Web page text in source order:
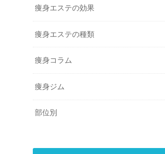
痩身エステの効果
痩身エステの種類
痩身コラム
痩身ジム
部位別